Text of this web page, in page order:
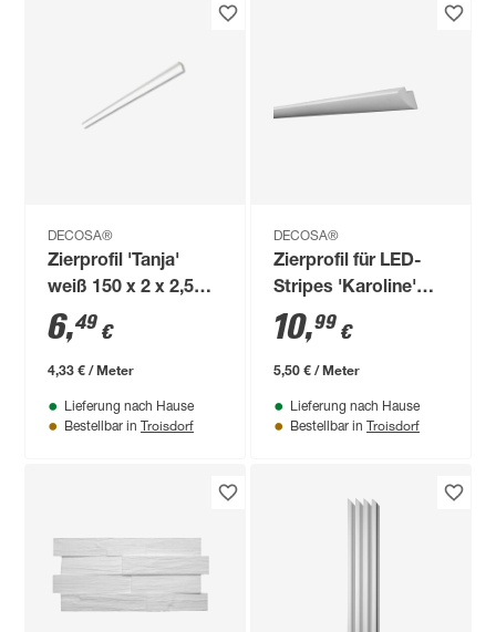
DECOSA®
Zierprofil 'Tanja'
weiß 150 x 2 x 2,5
cm 4 Stück
6,49 €
4,33 € / Meter
Lieferung nach Hause
Bestellbar in Troisdorf
DECOSA®
Zierprofil für LED-
Stripes 'Karoline'
EPS weiß 200 x 6,5
cm
10,99 €
5,50 € / Meter
Lieferung nach Hause
Bestellbar in Troisdorf